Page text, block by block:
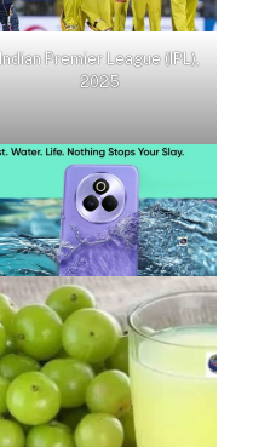
Indian Premier League (IPL),
2025